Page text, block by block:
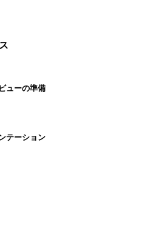
ューの準備
テーション